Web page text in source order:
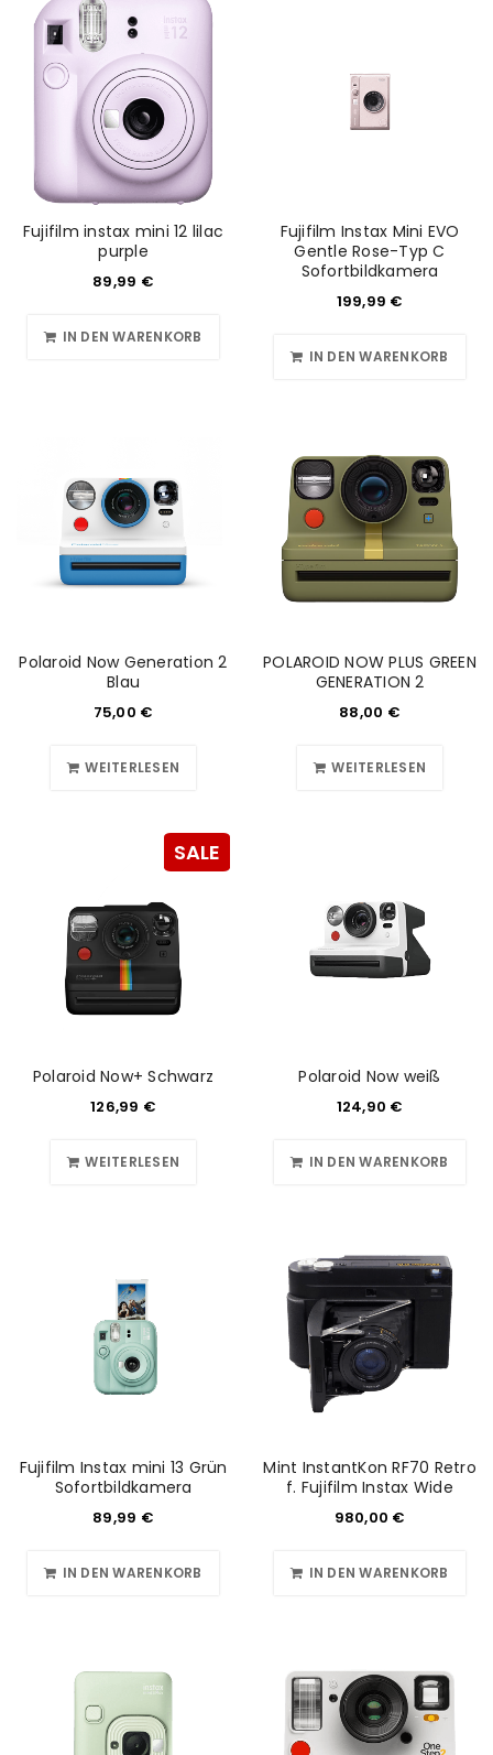
Fujifilm instax mini 12 lilac
purple
89,99 €
IN DEN WARENKORB
Fujifilm Instax Mini EVO
Gentle Rose-Typ C
Sofortbildkamera
199,99 €
IN DEN WARENKORB
Polaroid Now Generation 2
Blau
75,00 €
WEITERLESEN
POLAROID NOW PLUS GREEN
GENERATION 2
88,00 €
WEITERLESEN
SALE
Polaroid Now+ Schwarz
126,99 €
WEITERLESEN
Polaroid Now weiß
124,90 €
IN DEN WARENKORB
Fujifilm Instax mini 13 Grün
Sofortbildkamera
89,99 €
IN DEN WARENKORB
Mint InstantKon RF70 Retro
f. Fujifilm Instax Wide
980,00 €
IN DEN WARENKORB